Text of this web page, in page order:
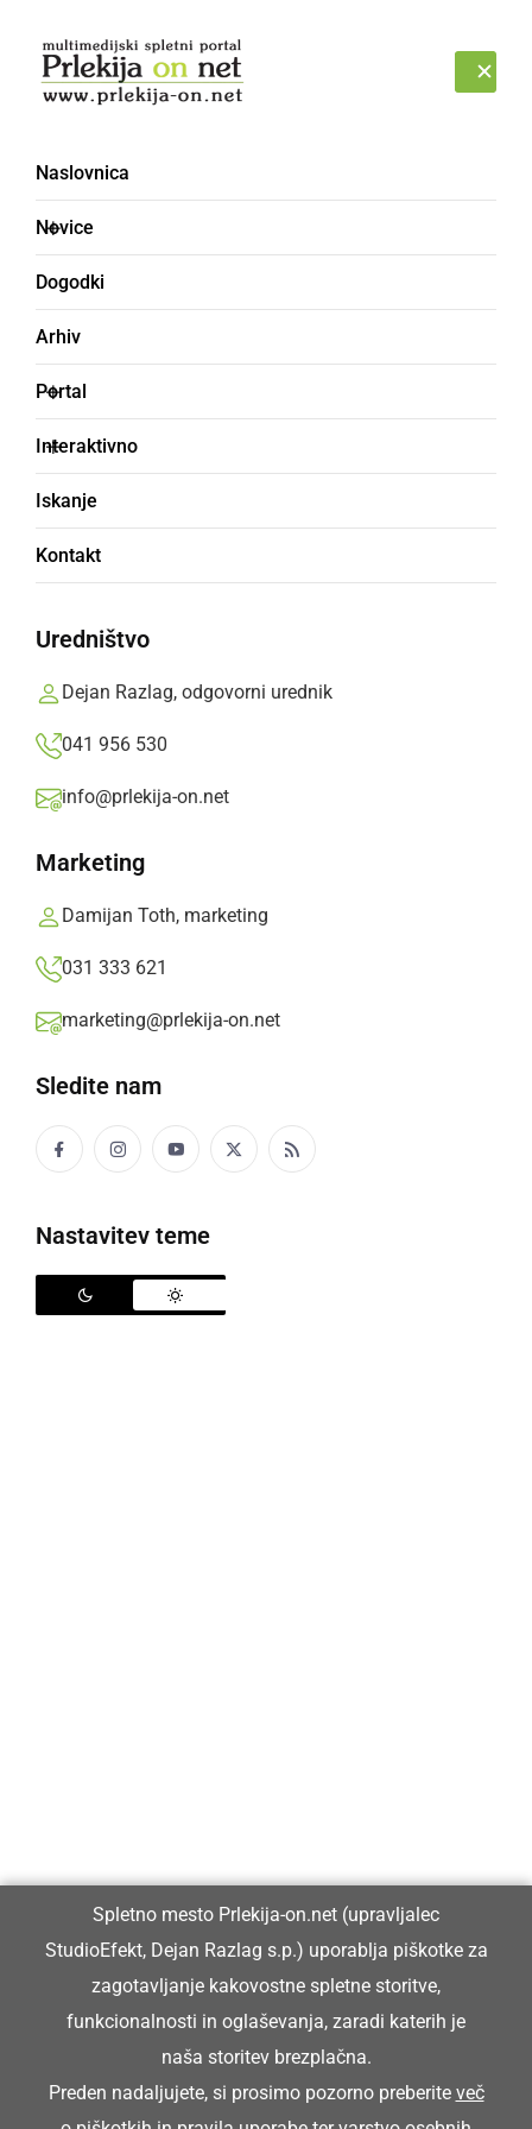
Naslovnica
Novice
Dogodki
Arhiv
Portal
Interaktivno
Iskanje
Kontakt
Uredništvo
Dejan Razlag, odgovorni urednik
041 956 530
info@prlekija-on.net
Marketing
Damijan Toth, marketing
031 333 621
marketing@prlekija-on.net
Sledite nam
Nastavitev teme
Jana Makuc
SLOVENIJA
Kacin: Porast okužb v Radencih in Gornji
Radgoni
petek, 6. november 2020 ob 15:46
Popularne rubrike novic
Kultura
Politika
Narava
Glavni in odgovorni urednik:
Dejan Razlag
info@prlekija-on.net
Spletno mesto Prlekija-on.net (upravljalec
StudioEfekt, Dejan Razlag s.p.) uporablja piškotke za
zagotavljanje kakovostne spletne storitve,
funkcionalnosti in oglaševanja, zaradi katerih je
naša storitev brezplačna.
Preden nadaljujete, si prosimo pozorno preberite več